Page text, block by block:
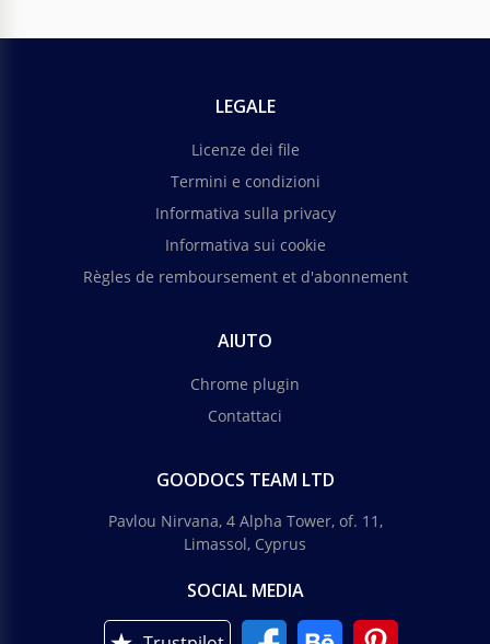
Articolo sulla Generazione Y
Il tuo articolo copre un argomento interessante?
Vuoi attirare l'attenzione della generazione Y? Ecco
LEGALE
Licenze dei file
Termini e condizioni
Informativa sulla privacy
Informativa sui cookie
Règles de remboursement et d'abonnement
AIUTO
Chrome plugin
Contattaci
GOODOCS TEAM LTD
Pavlou Nirvana, 4 Alpha Tower, of. 11,
Limassol, Cyprus
SOCIAL MEDIA